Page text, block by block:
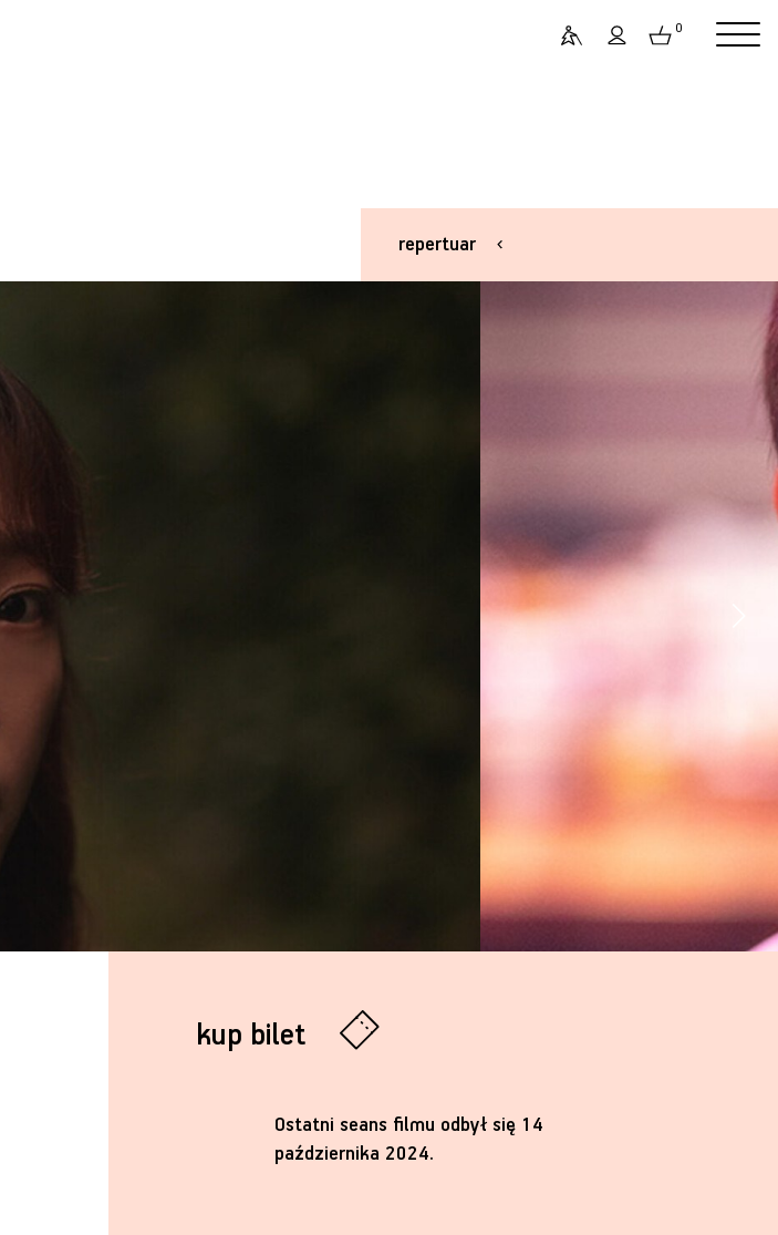
0
repertuar
kup bilet
Ostatni seans filmu odbył się 14
października 2024.